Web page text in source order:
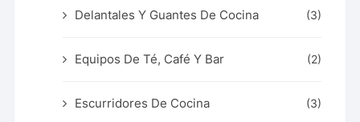
Delantales Y Guantes De Cocina (3)
Equipos De Té, Café Y Bar (2)
Escurridores De Cocina (3)